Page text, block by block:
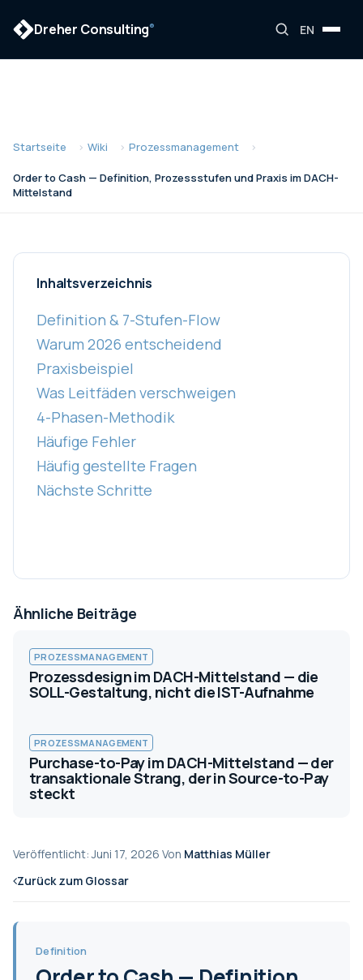
Dreher Consulting® EN
Startseite Wiki Prozessmanagement
Order to Cash — Definition, Prozessstufen und Praxis im DACH-
Mittelstand
Inhaltsverzeichnis
Definition & 7-Stufen-Flow
Warum 2026 entscheidend
Praxisbeispiel
Was Leitfäden verschweigen
4-Phasen-Methodik
Häufige Fehler
Häufig gestellte Fragen
Nächste Schritte
Ähnliche Beiträge
PROZESSMANAGEMENT
Prozessdesign im DACH-Mittelstand — die
SOLL-Gestaltung, nicht die IST-Aufnahme
PROZESSMANAGEMENT
Purchase-to-Pay im DACH-Mittelstand — der
transaktionale Strang, der in Source-to-Pay
steckt
Veröffentlicht: Juni 17, 2026 Von Matthias Müller
Zurück zum Glossar
Definition